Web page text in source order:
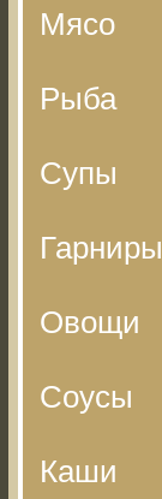
Мясо
Рыба
Супы
Гарниры
Овощи
Соусы
Каши